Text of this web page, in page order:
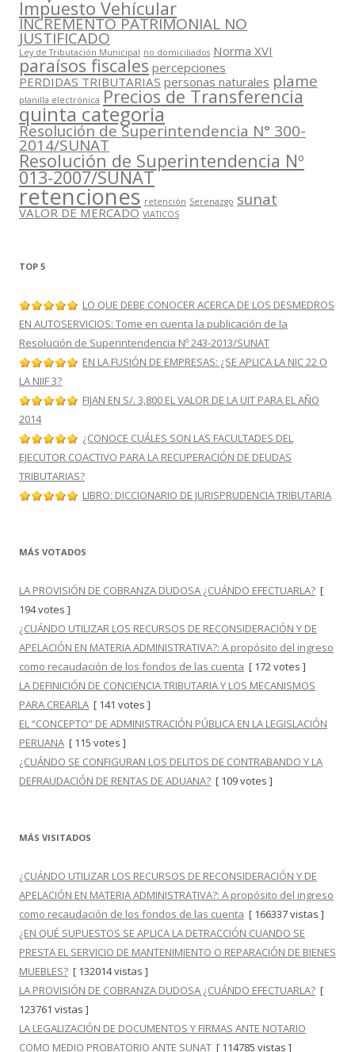
Impuesto Vehícular
INCREMENTO PATRIMONIAL NO
JUSTIFICADO
Ley de Tributación Municipal no domiciliados Norma XVI
paraísos fiscales percepciones
PERDIDAS TRIBUTARIAS personas naturales plame
planilla electrónica Precios de Transferencia
quinta categoria
Resolución de Superintendencia N° 300-
2014/SUNAT
Resolución de Superintendencia Nº
013-2007/SUNAT
retenciones retención Serenazgo sunat
VALOR DE MERCADO VIATICOS
TOP 5
LO QUE DEBE CONOCER ACERCA DE LOS DESMEDROS
EN AUTOSERVICIOS: Tome en cuenta la publicación de la
Resolución de Superintendencia Nº 243-2013/SUNAT
EN LA FUSIÓN DE EMPRESAS: ¿SE APLICA LA NIC 22 O
LA NIIF 3?
FIJAN EN S/. 3,800 EL VALOR DE LA UIT PARA EL AÑO
2014
¿CONOCE CUÁLES SON LAS FACULTADES DEL
EJECUTOR COACTIVO PARA LA RECUPERACIÓN DE DEUDAS
TRIBUTARIAS?
LIBRO: DICCIONARIO DE JURISPRUDENCIA TRIBUTARIA
MÁS VOTADOS
LA PROVISIÓN DE COBRANZA DUDOSA ¿CUÁNDO EFECTUARLA? [
194 votes ]
¿CUÁNDO UTILIZAR LOS RECURSOS DE RECONSIDERACIÓN Y DE
APELACIÓN EN MATERIA ADMINISTRATIVA?: A propósito del ingreso
como recaudación de los fondos de las cuenta [ 172 votes ]
LA DEFINICIÓN DE CONCIENCIA TRIBUTARIA Y LOS MECANISMOS
PARA CREARLA [ 141 votes ]
EL “CONCEPTO” DE ADMINISTRACIÓN PÚBLICA EN LA LEGISLACIÓN
PERUANA [ 115 votes ]
¿CUÁNDO SE CONFIGURAN LOS DELITOS DE CONTRABANDO Y LA
DEFRAUDACIÓN DE RENTAS DE ADUANA? [ 109 votes ]
MÁS VISITADOS
¿CUÁNDO UTILIZAR LOS RECURSOS DE RECONSIDERACIÓN Y DE
APELACIÓN EN MATERIA ADMINISTRATIVA?: A propósito del ingreso
como recaudación de los fondos de las cuenta [ 166337 vistas ]
¿EN QUÉ SUPUESTOS SE APLICA LA DETRACCIÓN CUANDO SE
PRESTA EL SERVICIO DE MANTENIMIENTO O REPARACIÓN DE BIENES
MUEBLES? [ 132014 vistas ]
LA PROVISIÓN DE COBRANZA DUDOSA ¿CUÁNDO EFECTUARLA? [
123761 vistas ]
LA LEGALIZACIÓN DE DOCUMENTOS Y FIRMAS ANTE NOTARIO
COMO MEDIO PROBATORIO ANTE SUNAT [ 114785 vistas ]